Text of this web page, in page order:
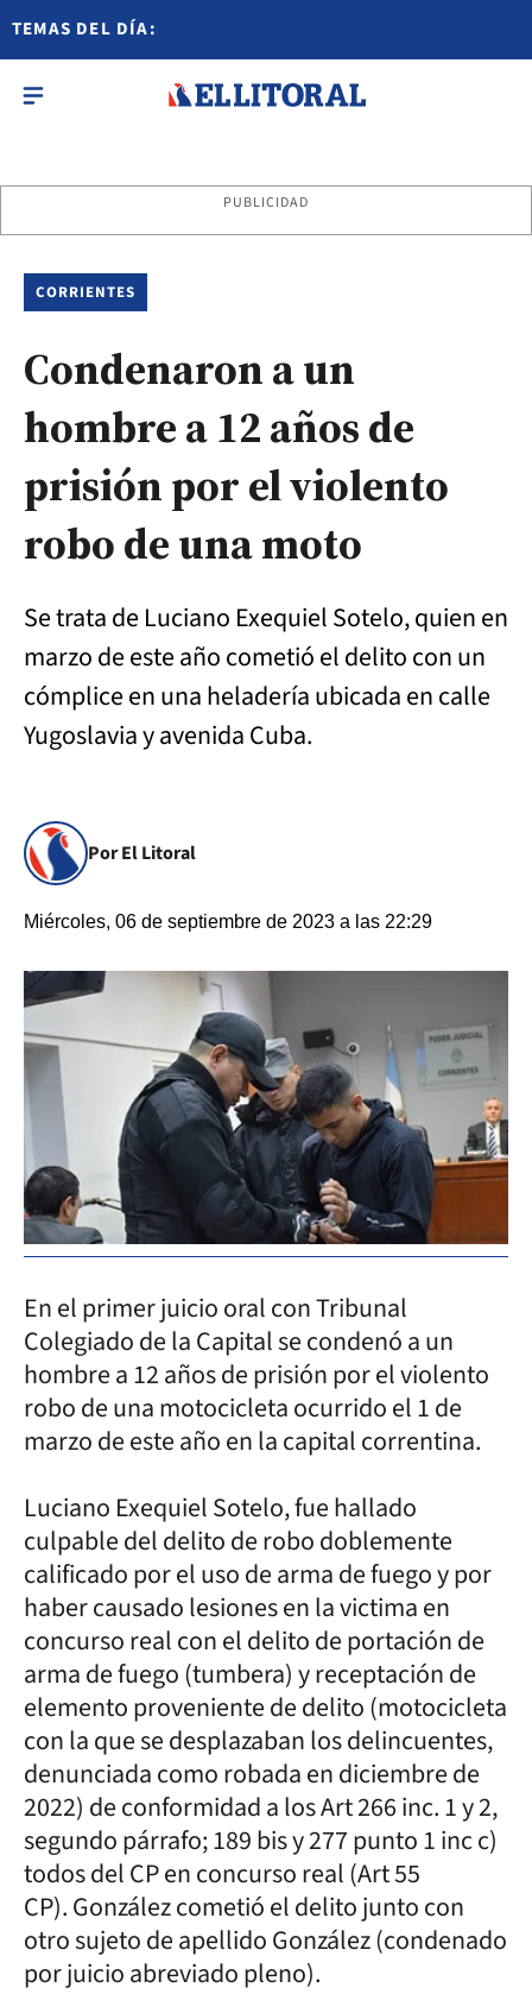
TEMAS DEL DÍA:
PUBLICIDAD
CORRIENTES
Condenaron a un
hombre a 12 años de
prisión por el violento
robo de una moto
Se trata de Luciano Exequiel Sotelo, quien en
marzo de este año cometió el delito con un
cómplice en una heladería ubicada en calle
Yugoslavia y avenida Cuba.
Por El Litoral
Miércoles, 06 de septiembre de 2023 a las 22:29
En el primer juicio oral con Tribunal
Colegiado de la Capital se condenó a un
hombre a 12 años de prisión por el violento
robo de una motocicleta ocurrido el 1 de
marzo de este año en la capital correntina.
Luciano Exequiel Sotelo, fue hallado
culpable del delito de robo doblemente
calificado por el uso de arma de fuego y por
haber causado lesiones en la victima en
concurso real con el delito de portación de
arma de fuego (tumbera) y receptación de
elemento proveniente de delito (motocicleta
con la que se desplazaban los delincuentes,
denunciada como robada en diciembre de
2022) de conformidad a los Art 266 inc. 1 y 2,
segundo párrafo; 189 bis y 277 punto 1 inc c)
todos del CP en concurso real (Art 55
CP). González cometió el delito junto con
otro sujeto de apellido González (condenado
por juicio abreviado pleno).